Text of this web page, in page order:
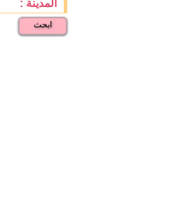
المدينة :
ابحث